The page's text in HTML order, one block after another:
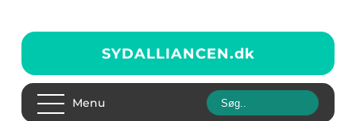
SYDALLIANCEN.dk
Menu